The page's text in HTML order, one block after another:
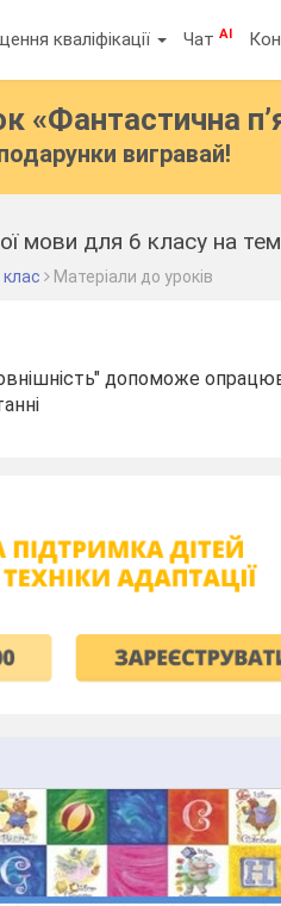
кваліфікації ЧатAI
«Фантастична
вигравай!
мови для 6 класу на
клас Матеріали до уроків
допоможе